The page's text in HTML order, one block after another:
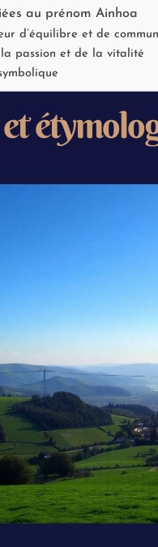
au prénom Ainhoa
d’équilibre et de
passion et de la vitalité